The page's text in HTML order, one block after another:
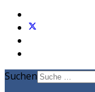
Suchen